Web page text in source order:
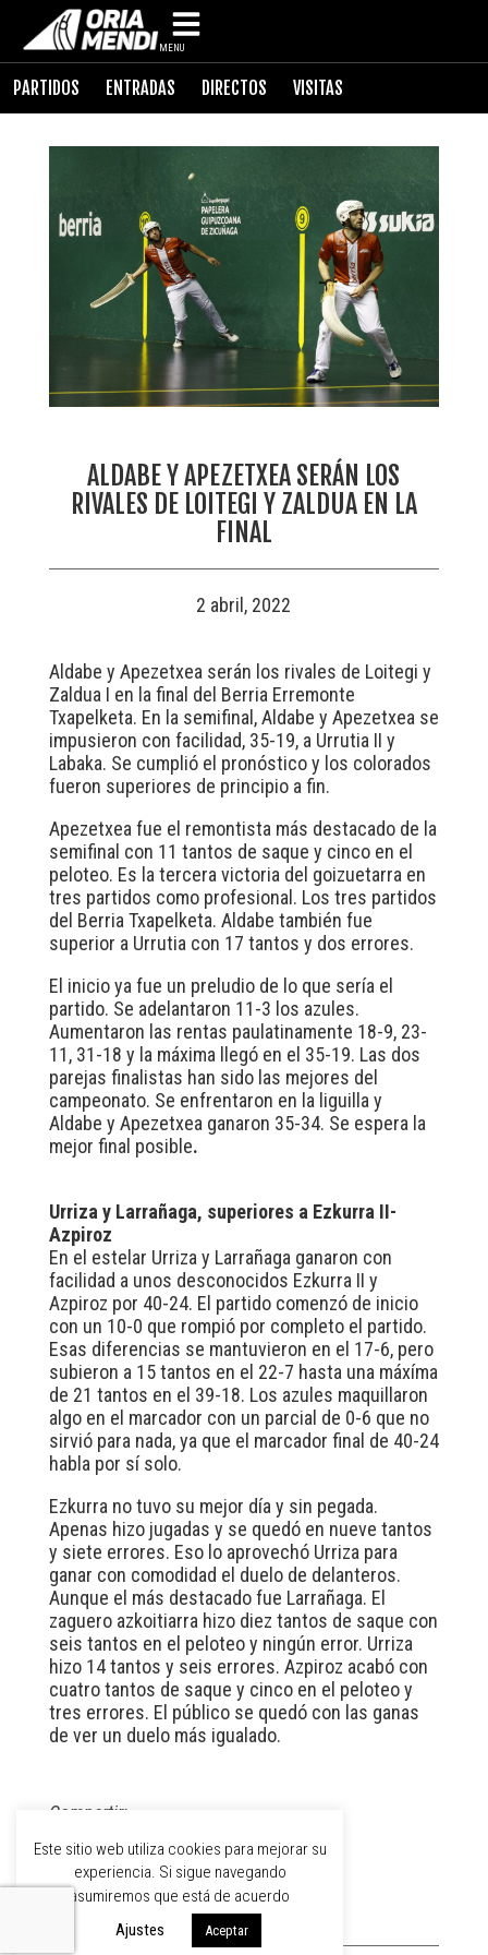
MENU
PARTIDOS ENTRADAS DIRECTOS VISITAS
ALDABE Y APEZETXEA SERÁN LOS
RIVALES DE LOITEGI Y ZALDUA EN LA
FINAL
2 abril, 2022
Aldabe y Apezetxea serán los rivales de Loitegi y
Zaldua I en la final del Berria Erremonte
Txapelketa. En la semifinal, Aldabe y Apezetxea se
impusieron con facilidad, 35-19, a Urrutia II y
Labaka. Se cumplió el pronóstico y los colorados
fueron superiores de principio a fin.
Apezetxea fue el remontista más destacado de la
semifinal con 11 tantos de saque y cinco en el
peloteo. Es la tercera victoria del goizuetarra en
tres partidos como profesional. Los tres partidos
del Berria Txapelketa. Aldabe también fue
superior a Urrutia con 17 tantos y dos errores.
El inicio ya fue un preludio de lo que sería el
partido. Se adelantaron 11-3 los azules.
Aumentaron las rentas paulatinamente 18-9, 23-
11, 31-18 y la máxima llegó en el 35-19. Las dos
parejas finalistas han sido las mejores del
campeonato. Se enfrentaron en la liguilla y
Aldabe y Apezetxea ganaron 35-34. Se espera la
mejor final posible.
Urriza y Larrañaga, superiores a Ezkurra II-
Azpiroz
En el estelar Urriza y Larrañaga ganaron con
facilidad a unos desconocidos Ezkurra II y
Azpiroz por 40-24. El partido comenzó de inicio
con un 10-0 que rompió por completo el partido.
Esas diferencias se mantuvieron en el 17-6, pero
subieron a 15 tantos en el 22-7 hasta una máxíma
de 21 tantos en el 39-18. Los azules maquillaron
algo en el marcador con un parcial de 0-6 que no
sirvió para nada, ya que el marcador final de 40-24
habla por sí solo.
Ezkurra no tuvo su mejor día y sin pegada.
Apenas hizo jugadas y se quedó en nueve tantos
y siete errores. Eso lo aprovechó Urriza para
ganar con comodidad el duelo de delanteros.
Aunque el más destacado fue Larrañaga. El
zaguero azkoitiarra hizo diez tantos de saque con
seis tantos en el peloteo y ningún error. Urriza
hizo 14 tantos y seis errores. Azpiroz acabó con
cuatro tantos de saque y cinco en el peloteo y
tres errores. El público se quedó con las ganas
de ver un duelo más igualado.
Compartir:
Este sitio web utiliza cookies para mejorar su
experiencia. Si sigue navegando
asumiremos que está de acuerdo
Ajustes
Aceptar